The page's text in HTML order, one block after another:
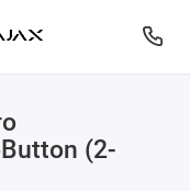
(2-